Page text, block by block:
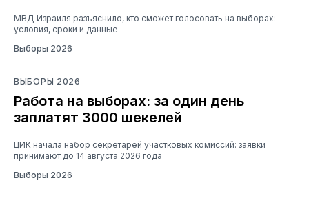
МВД Израиля разъяснило, кто сможет голосовать на выборах:
условия, сроки и данные
Выборы 2026
ВЫБОРЫ 2026
Работа на выборах: за один день
заплатят 3000 шекелей
ЦИК начала набор секретарей участковых комиссий: заявки
принимают до 14 августа 2026 года
Выборы 2026